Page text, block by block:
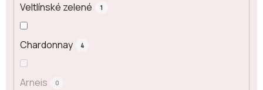
Veltlínské zelené 1
Chardonnay 4
Arneis 0